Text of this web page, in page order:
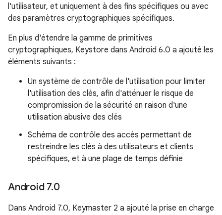
l'utilisateur, et uniquement à des fins spécifiques ou avec
des paramètres cryptographiques spécifiques.
En plus d'étendre la gamme de primitives
cryptographiques, Keystore dans Android 6.0 a ajouté les
éléments suivants :
Un système de contrôle de l'utilisation pour limiter
l'utilisation des clés, afin d'atténuer le risque de
compromission de la sécurité en raison d'une
utilisation abusive des clés
Schéma de contrôle des accès permettant de
restreindre les clés à des utilisateurs et clients
spécifiques, et à une plage de temps définie
Android 7.0
Dans Android 7.0, Keymaster 2 a ajouté la prise en charge